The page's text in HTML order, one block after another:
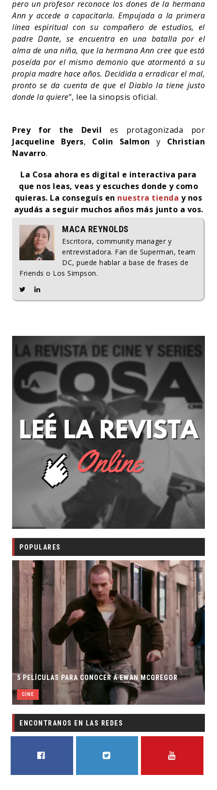
pero un profesor reconoce los dones de la hermana
Ann y accede a capacitarla. Empujada a la primera
línea espiritual con su compañero de estudios, el
padre Dante, se encuentra en una batalla por el
alma de una niña, que la hermana Ann cree que está
poseída por el mismo demonio que atormentó a su
propia madre hace años. Decidida a erradicar el mal,
pronto se da cuenta de que el Diablo la tiene justo
donde la quiere”, lee la sinopsis oficial.
Prey for the Devil es protagonizada por
Jacqueline Byers, Colin Salmon y Christian
Navarro.
La Cosa ahora es digital e interactiva para
que nos leas, veas y escuches donde y como
quieras. La conseguís en nuestra tienda y nos
ayudás a seguir muchos años más junto a vos.
MACA REYNOLDS
Escritora, community manager y
entrevistadora. Fan de Superman, team
DC, puede hablar a base de frases de
Friends o Los Simpson.
POPULARES
5 PELÍCULAS PARA CONOCER A EWAN MCGREGOR
CINE
ENCONTRANOS EN LAS REDES